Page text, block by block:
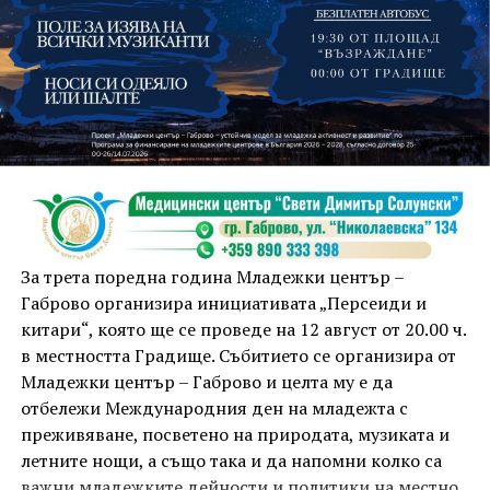
На 13 август организаторите са предвидили
занимания и за здрав дух, и за здраво тяло.
Инструкторката по пилатес и йога Йоанна Петрова
от FitLab ще се погрижи за добрия тонус с групова
тренировка от 19.00 ч., а след това ще има мозъчна
атака с куиз вечер за обща култура. Вечерта ще
приключи с прожекция на новия български
комедиен филм „Брънч за начинаещи“ – в парка,
под звездното дряновско небе.
За трета поредна година Младежки център –
Габрово организира инициативата „Персеиди и
китари“, която ще се проведе на 12 август от 20.00 ч.
в местността Градище. Събитието се организира от
Младежки център – Габрово и целта му е да
отбележи Международния ден на младежта с
преживяване, посветено на природата, музиката и
летните нощи, а също така и да напомни колко са